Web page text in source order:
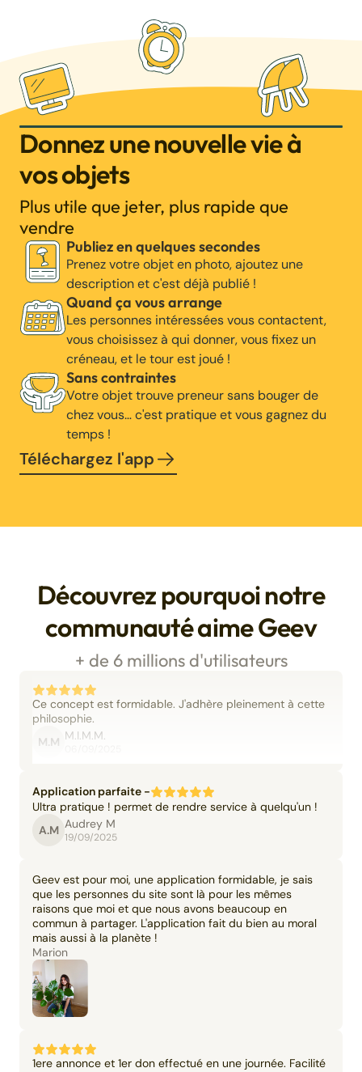
Donnez une nouvelle vie à
vos objets
Plus utile que jeter, plus rapide que
vendre
Publiez en quelques secondes
Prenez votre objet en photo, ajoutez une
description et c'est déjà publié !
Quand ça vous arrange
Les personnes intéressées vous contactent,
vous choisissez à qui donner, vous fixez un
créneau, et le tour est joué !
Sans contraintes
Votre objet trouve preneur sans bouger de
chez vous… c'est pratique et vous gagnez du
temps !
Téléchargez l'app
Découvrez pourquoi notre
communauté aime Geev
+ de 6 millions d'utilisateurs
Ce concept est formidable. J'adhère pleinement à cette
philosophie.
M.M M.I.M.M.
Application parfaite -
Ultra pratique ! permet de rendre service à quelqu'un !
A.M Audrey M
19/09/2025
Geev est pour moi, une application formidable, je sais
que les personnes du site sont là pour les mêmes
raisons que moi et que nous avons beaucoup en
commun à partager. L'application fait du bien au moral
mais aussi à la planète !
Marion
1ere annonce et 1er don effectué en une journée. Facilité